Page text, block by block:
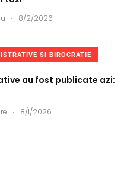
. 8/2/2026
SI BIROCRATIE
au fost publicate azi:
. 8/1/2026